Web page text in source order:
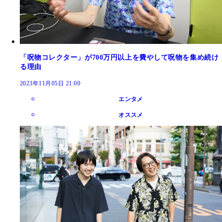
「呪物コレクター」が700万円以上を費やして呪物を集め続け
る理由
2023年11月05日 21:00
エンタメ
オススメ